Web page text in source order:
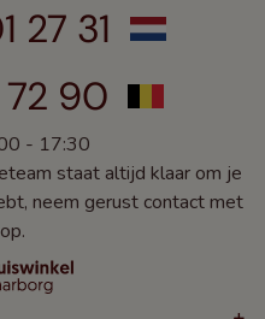
27 31
90
- 17:30
staat altijd klaar om je
neem gerust contact met